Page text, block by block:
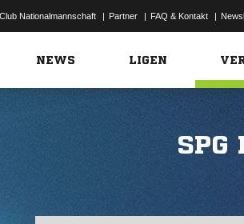
Nationalmannschaft | Partner | FAQ & Kontakt |
NEWS LIGEN
SPG